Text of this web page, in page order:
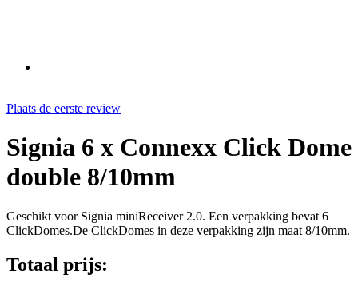
Plaats de eerste review
Signia 6 x Connexx Click Dome
double 8/10mm
Geschikt voor Signia miniReceiver 2.0. Een verpakking bevat 6
ClickDomes.De ClickDomes in deze verpakking zijn maat 8/10mm.
Totaal prijs: